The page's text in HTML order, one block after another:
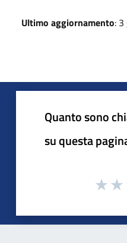
Ultimo aggiornamento:
Quanto sono
su questa